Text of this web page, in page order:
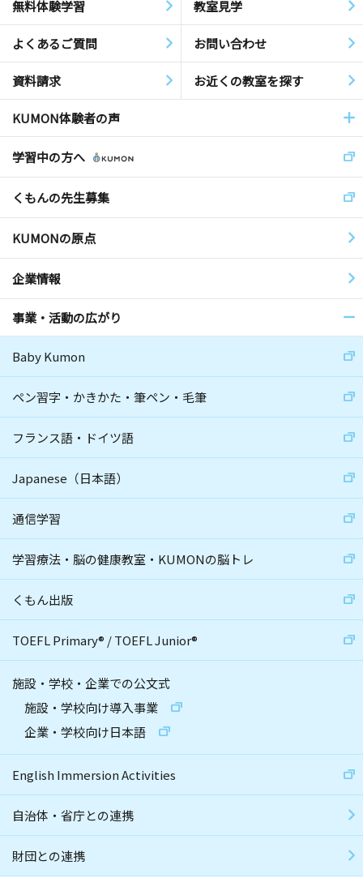
無料体験学習 教室見学
よくあるご質問 お問い合わせ
資料請求 お近くの教室を探す
KUMON体験者の声
学習中の方へ
くもんの先生募集
KUMONの原点
企業情報
事業・活動の広がり
Baby Kumon
ペン習字・かきかた・筆ペン・毛筆
フランス語・ドイツ語
Japanese（日本語）
通信学習
学習療法・脳の健康教室・KUMONの脳トレ
くもん出版
TOEFL Primary® /TOEFL Junior®
施設・学校・企業での公文式
施設・学校向け導入事業
企業・学校向け日本語
English Immersion Activities
自治体・省庁との連携
財団との連携